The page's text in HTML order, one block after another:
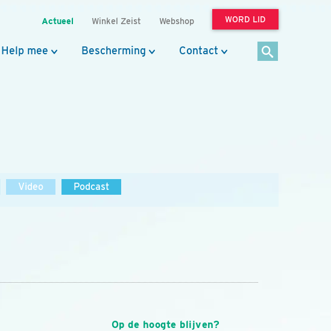
Actueel Winkel Zeist Webshop WORD LID
Help mee Bescherming Contact
Video Podcast
Op de hoogte blijven?